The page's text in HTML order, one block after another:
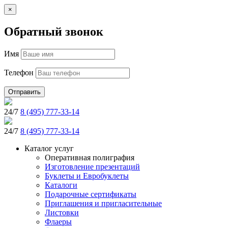
×
Обратный звонок
Имя
Телефон
Отправить
24/7 8 (495) 777-33-14
24/7 8 (495) 777-33-14
Каталог услуг
Оперативная полиграфия
Изготовление презентаций
Буклеты и Eвробуклеты
Каталоги
Подарочные сертификаты
Приглашения и пригласительные
Листовки
Флаеры